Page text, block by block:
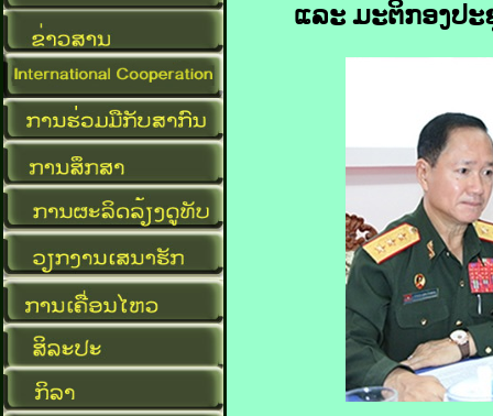
ແລະ ມະຕິກອງປ